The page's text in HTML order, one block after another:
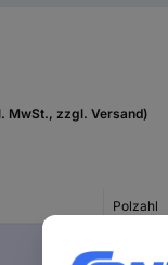
MwSt., zzgl. Versand)
Polzahl